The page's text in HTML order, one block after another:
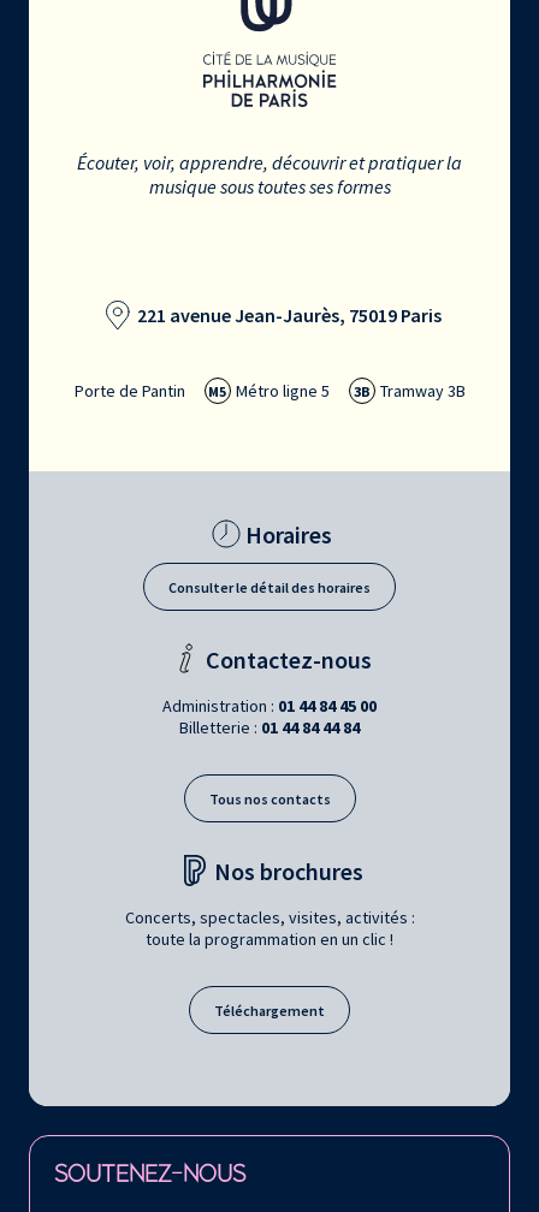
Écouter, voir, apprendre, découvrir et pratiquer la
musique sous toutes ses formes
221 avenue Jean-Jaurès, 75019 Paris
Porte de Pantin M5 Métro ligne 5 3B Tramway 3B
Horaires
Consulter le détail des horaires
Contactez-nous
Administration : 01 44 84 45 00
Billetterie : 01 44 84 44 84
Tous nos contacts
Nos brochures
Concerts, spectacles, visites, activités :
toute la programmation en un clic !
Téléchargement
SOUTENEZ-NOUS
Retrouvez la Philharmonie de Paris sur